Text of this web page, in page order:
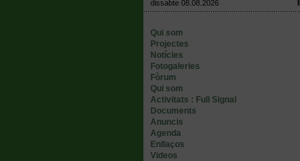
dissabte 08.08.2026
Qui som
Projectes
Notícies
Fotogaleries
Fòrum
Qui som
Activitats : Full Signal
Documents
Anuncis
Agenda
Enllaços
Videos